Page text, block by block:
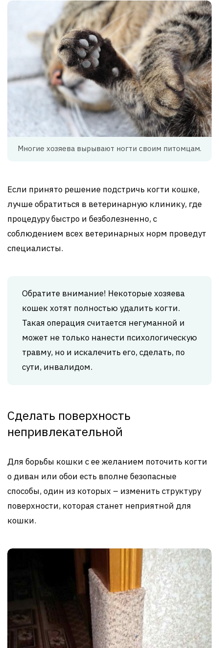
Многие хозяева вырывают ногти своим питомцам.
Если принято решение подстричь когти кошке,
лучше обратиться в ветеринарную клинику, где
процедуру быстро и безболезненно, с
соблюдением всех ветеринарных норм проведут
специалисты.
Обратите внимание! Некоторые хозяева
кошек хотят полностью удалить когти.
Такая операция считается негуманной и
может не только нанести психологическую
травму, но и искалечить его, сделать, по
сути, инвалидом.
Сделать поверхность
непривлекательной
Для борьбы кошки с ее желанием поточить когти
о диван или обои есть вполне безопасные
способы, один из которых – изменить структуру
поверхности, которая станет неприятной для
кошки.